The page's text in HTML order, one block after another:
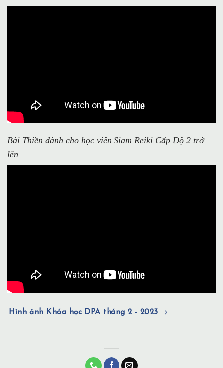
Bài Thiền dành cho học viên Siam Reiki Cấp Độ 2 trở
lên
Hình ảnh Khóa học DPA tháng 2 - 2023